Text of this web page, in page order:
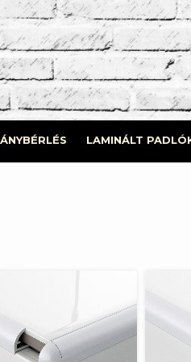
LAMINÁLT